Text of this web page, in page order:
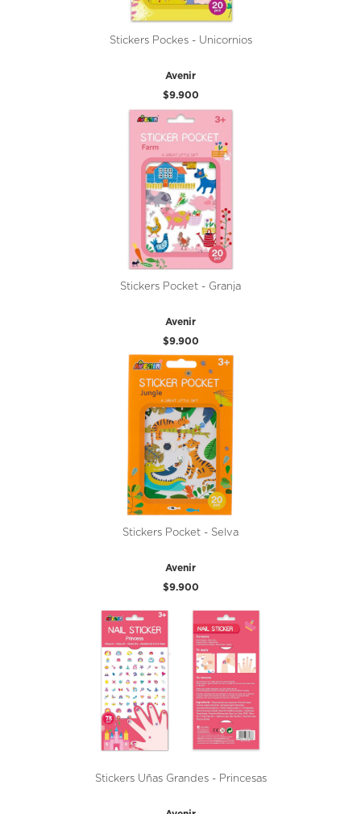
Stickers Pockes - Unicornios
Avenir
$9.900
Stickers Pocket - Granja
Avenir
$9.900
Stickers Pocket - Selva
Avenir
$9.900
Stickers Uñas Grandes - Princesas